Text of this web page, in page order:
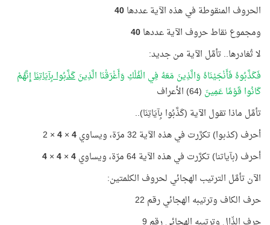
الحروف المنقوطة في هذه الآية عددها40
ومجموع نقاط حروف الآية عددها40
لا تُغادرها.. تأمَّل الآية من جديد:
فَكَذَّبُوهُ فَأَنْجَيْنَاهُ وَالَّذِينَ مَعَهُ فِي الْفُلْكِ وَأَغْرَقْنَا الَّذِينَكَذَّبُوا بِآيَاتِنَاإِنَّهُمْ
كَانُوا قَوْمًا عَمِينَ (64) الأعراف
تأمَّل ماذا تقول الآية (كَذَّبُوا بِآيَاتِنَا)..
أحرف (كذبوا) تكرَّرت في هذه الآية 32 مرّة، ويساوي
4
×
4
× 2
أحرف (بآياتنا) تكرَّرت في هذه الآية 64 مرّة، ويساوي
4
×
4
×
4
الآن تأمَّل الترتيب الهجائي لحروف الكلمتين:
حرف الكاف وترتيبه الهجائي رقم 22